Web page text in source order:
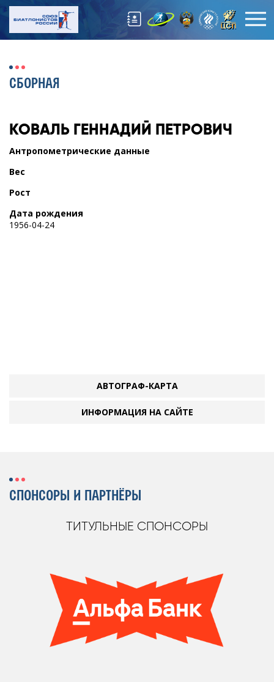
СБОРНАЯ
КОВАЛЬ ГЕННАДИЙ ПЕТРОВИЧ
Антропометрические данные
Вес
Рост
Дата рождения
1956-04-24
АВТОГРАФ-КАРТА
ИНФОРМАЦИЯ НА САЙТЕ
СПОНСОРЫ И ПАРТНЁРЫ
ТИТУЛЬНЫЕ СПОНСОРЫ